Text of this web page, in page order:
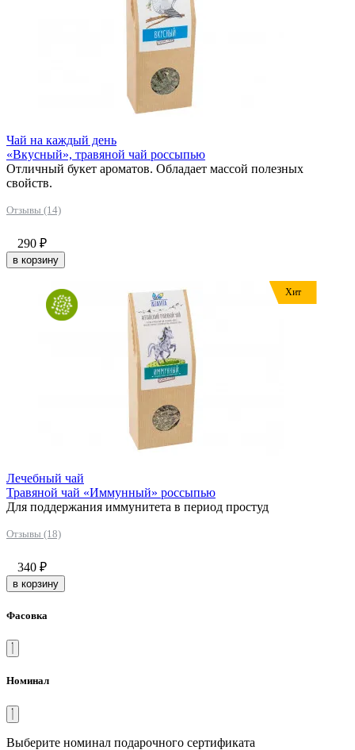
Чай на каждый день
«Вкусный», травяной чай россыпью
Отличный букет ароматов. Обладает массой полезных
свойств.
Отзывы (14)
290 ₽
в корзину
Хит
Лечебный чай
Травяной чай «Иммунный» россыпью
Для поддержания иммунитета в период простуд
Отзывы (18)
340 ₽
в корзину
Фасовка
Номинал
Выберите номинал подарочного сертификата